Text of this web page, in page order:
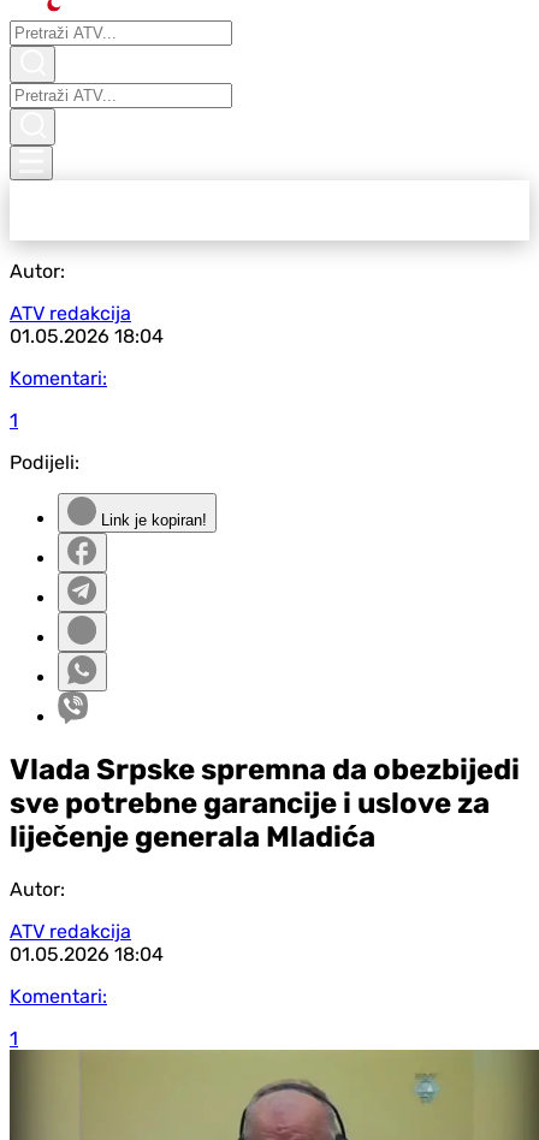
Autor:
ATV redakcija
01.05.2026 18:04
Komentari:
1
Podijeli:
Link je kopiran!
Vlada Srpske spremna da obezbijedi
sve potrebne garancije i uslove za
liječenje generala Mladića
Autor:
ATV redakcija
01.05.2026 18:04
Komentari:
1